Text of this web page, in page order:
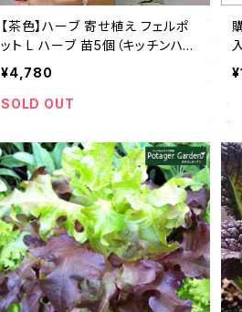
【茶色】ハーブ 寄せ植え フェルポ
ット L ハーブ 苗5個（キッチンハー
ブの寄せ植え 苗 セット タカショー
プランター かわいい 寄せ植え ハ
ーブティー ハーブガーデン 観葉
ー ミント 花苗 苗木 家庭菜園 女
子力 鉢植え 土 herb）
¥4,780
SOLD OUT